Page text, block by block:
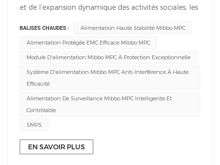
et de l’expansion dynamique des activités sociales, les
pierre angulaire, qui sous-tend l’harmonie et la
prospérité de chaque famille, communauté et
même de la ville entière. Les systèmes de surveillance
ligne de sécurité, évoluent à un rythme sans
nouvelles dimensions grâce à leur efficacité et leur
intelligence.Confrontés à la complexité des scénarios
d'application en extérieur, les systèmes de
formidables : comment maintenir un
BALISES CHAUDES : Alimentation Haute Stabilité Mibbo MPC
Alimentation Protégée EMC Efficace Mibbo MPC
Module D'alimentation Mibbo MPC À Protection Exceptionnelle
Système D'alimentation Mibbo MPC Anti-Interférence À Haute
Efficacité
Alimentation De Surveillance Mibbo MPC Intelligente Et
Contrôlable
SMPS
EN SAVOIR PLUS